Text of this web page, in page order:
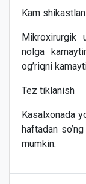
Kam
Mikroxirurgik
nolga
og’riqni
Tez tiklanish
Kasalxonada
haftadan
mumkin.